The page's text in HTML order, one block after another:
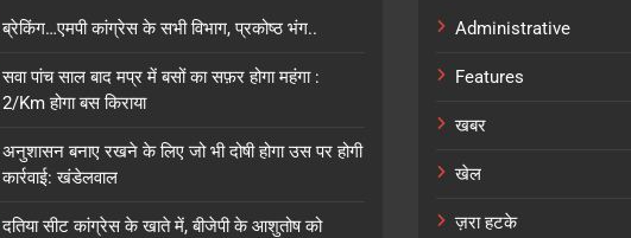
ब्रेकिंग…एमपी कांग्रेस के सभी विभाग, प्रकोष्ठ भंग..
सवा पांच साल बाद मप्र में बसों का सफ़र होगा महंगा :
2/Km होगा बस किराया
अनुशासन बनाए रखने के लिए जो भी दोषी होगा उस पर होगी
कार्रवाई: खंडेलवाल
दतिया सीट कांग्रेस के खाते में, बीजेपी के आशुतोष को
Administrative
Features
खबर
खेल
ज़रा हटके